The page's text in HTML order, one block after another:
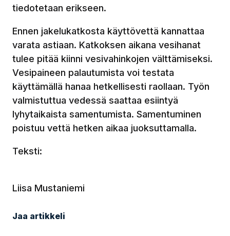
tiedotetaan erikseen.
Ennen jakelukatkosta käyttövettä kannattaa
varata astiaan. Katkoksen aikana vesihanat
tulee pitää kiinni vesivahinkojen välttämiseksi.
Vesipaineen palautumista voi testata
käyttämällä hanaa hetkellisesti raollaan. Työn
valmistuttua vedessä saattaa esiintyä
lyhytaikaista samentumista. Samentuminen
poistuu vettä hetken aikaa juoksuttamalla.
Teksti:
Liisa Mustaniemi
Jaa artikkeli